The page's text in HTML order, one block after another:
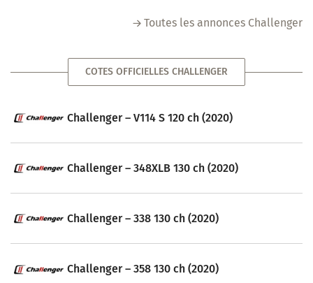
Toutes les annonces Challenger
COTES OFFICIELLES CHALLENGER
Challenger – V114 S 120 ch (2020)
Challenger – 348XLB 130 ch (2020)
Challenger – 338 130 ch (2020)
Challenger – 358 130 ch (2020)